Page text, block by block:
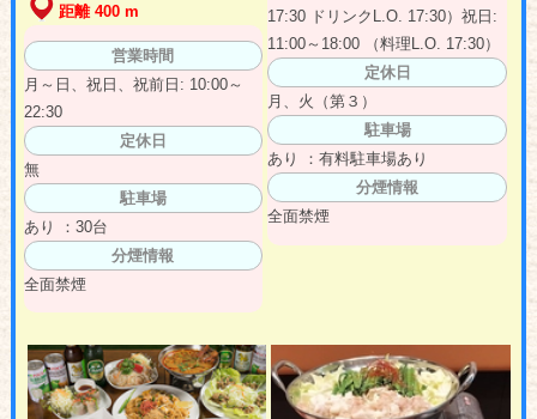
距離 400 m
営業時間
月～日、祝日、祝前日: 10:00～
22:30
定休日
無
駐車場
あり ：30台
分煙情報
全面禁煙
17:30 ドリンクL.O. 17:30）祝日:
11:00～18:00 （料理L.O. 17:30）
定休日
月、火（第３）
駐車場
あり ：有料駐車場あり
分煙情報
全面禁煙